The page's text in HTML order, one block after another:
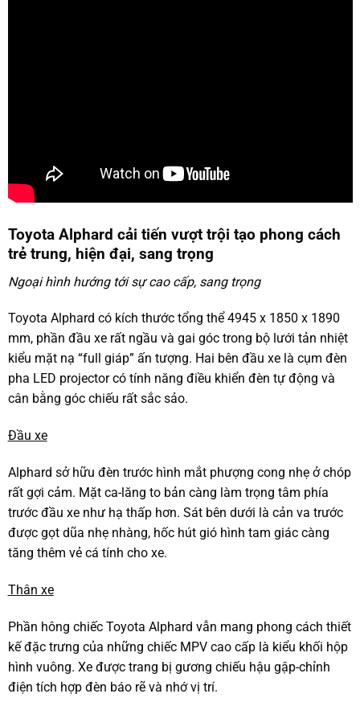
Toyota Alphard cải tiến vượt trội tạo phong cách
trẻ trung, hiện đại, sang trọng
Ngoại hình hướng tới sự cao cấp, sang trọng
Toyota Alphard có kích thước tổng thể 4945 x 1850 x 1890
mm, phần đầu xe rất ngầu và gai góc trong bộ lưới tản nhiệt
kiểu mặt nạ “full giáp” ấn tượng. Hai bên đầu xe là cụm đèn
pha LED projector có tính năng điều khiển đèn tự động và
cân bằng góc chiếu rất sắc sảo.
Đầu xe
Alphard sở hữu đèn trước hình mắt phượng cong nhẹ ở chóp
rất gợi cảm. Mặt ca-lăng to bản càng làm trọng tâm phía
trước đầu xe như hạ thấp hơn. Sát bên dưới là cản va trước
được gọt dũa nhẹ nhàng, hốc hút gió hình tam giác càng
tăng thêm vẻ cá tính cho xe.
Thân xe
Phần hông chiếc Toyota Alphard vẫn mang phong cách thiết
kế đặc trưng của những chiếc MPV cao cấp là kiểu khối hộp
hình vuông. Xe được trang bị gương chiếu hậu gập-chỉnh
điện tích hợp đèn báo rẽ và nhớ vị trí.